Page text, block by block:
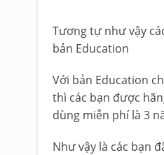
Tương tự như vậy
bản Education
Với bản Education
thì các bạn được
dùng miễn phí là 3
Như vậy là các bạn